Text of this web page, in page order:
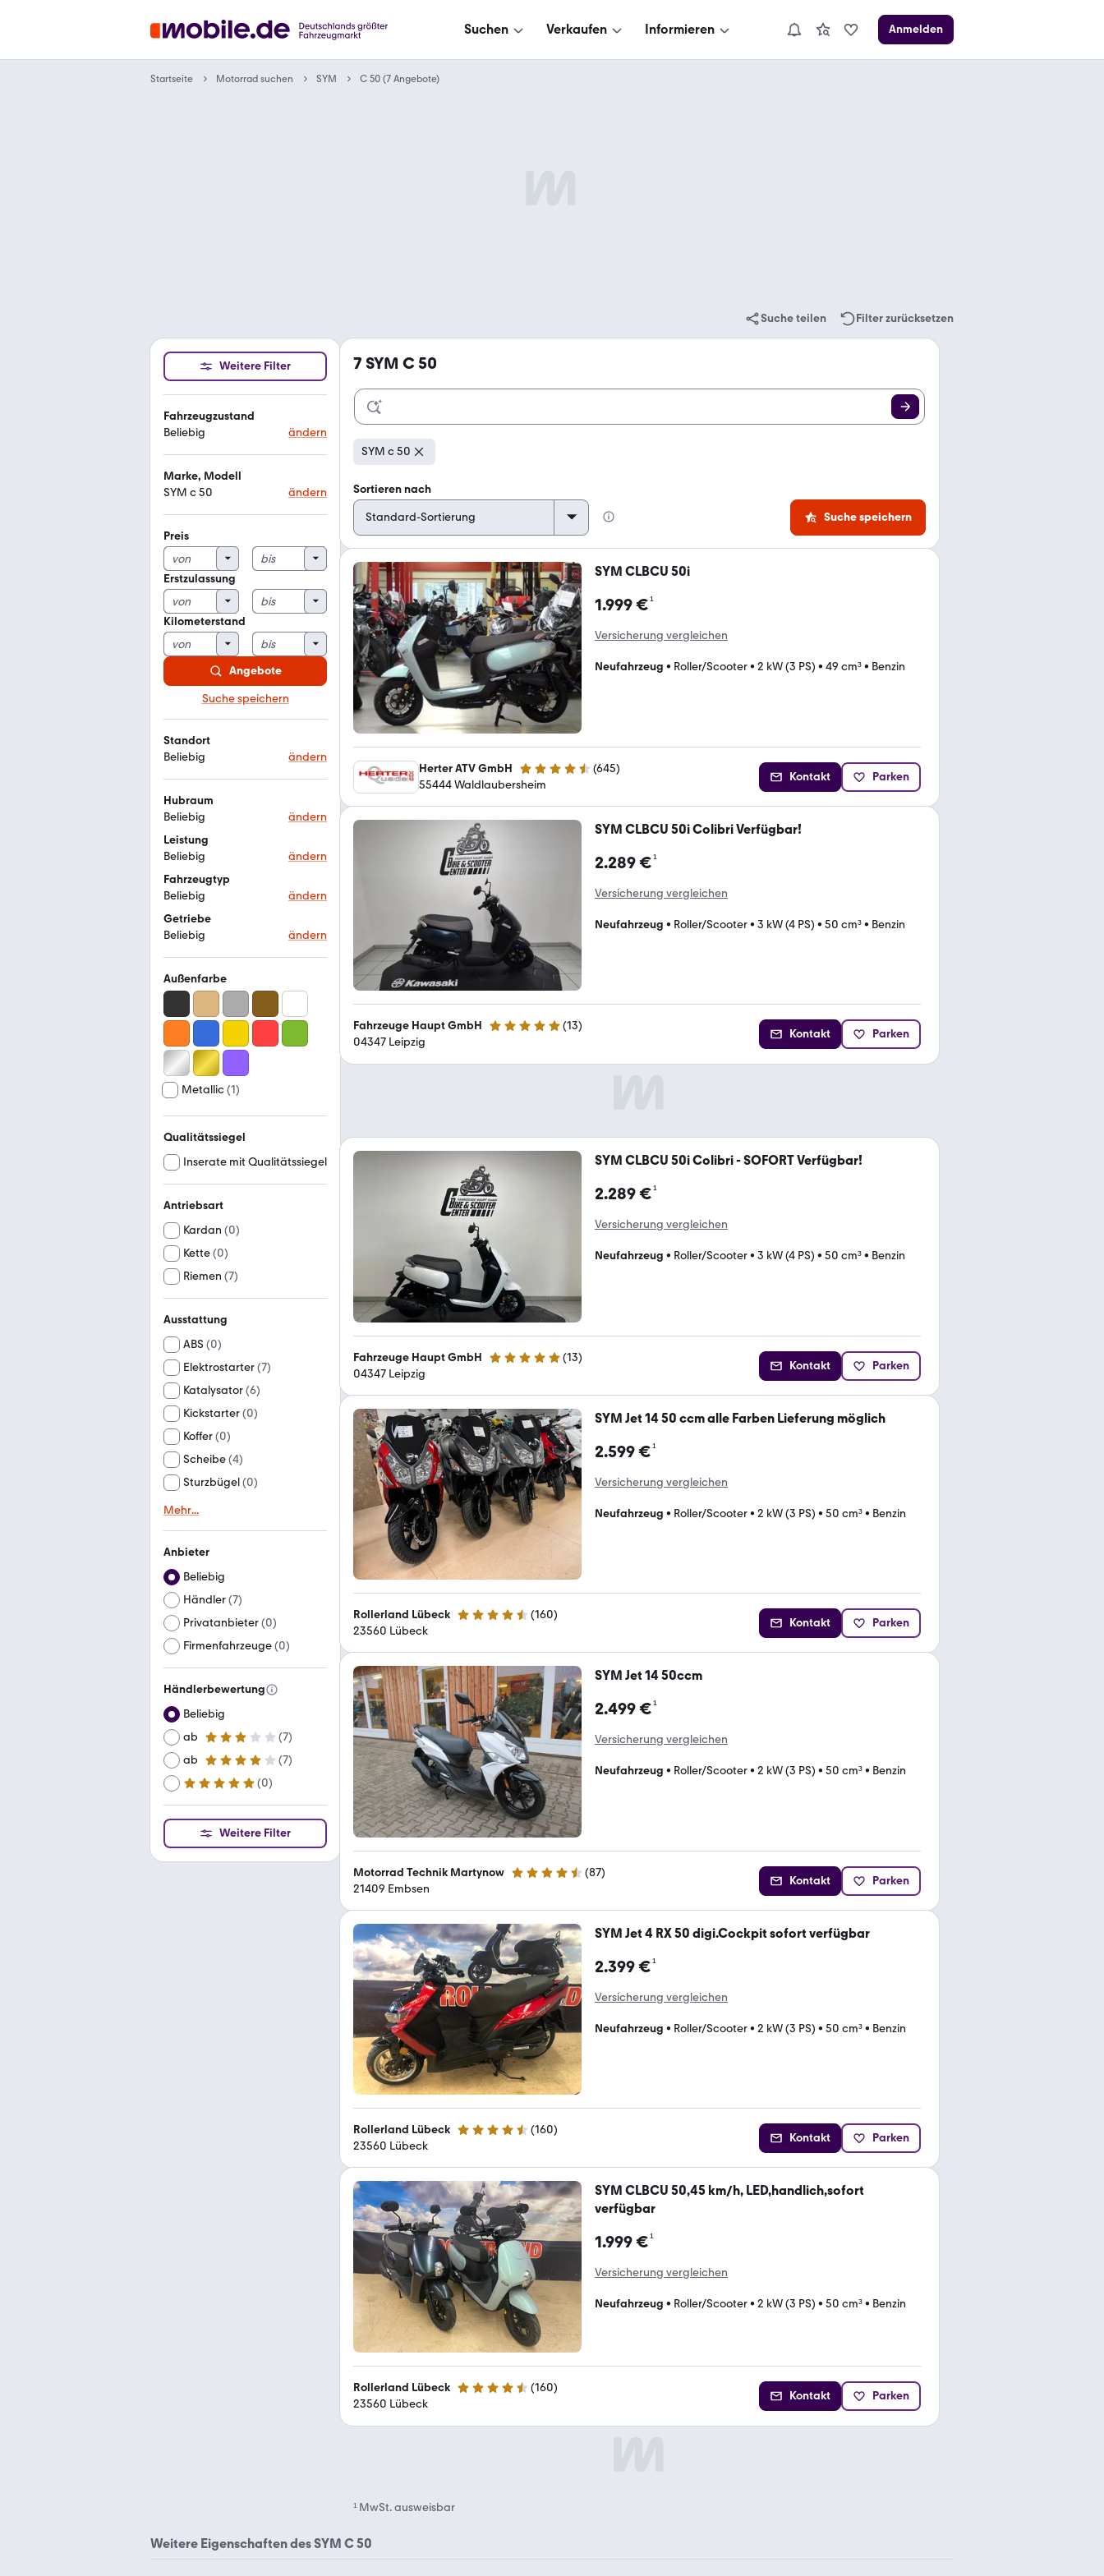
Suchen Verkaufen Informieren Anmelden
Startseite Motorrad suchen SYM C 50 (7 Angebote)
Suche teilen Filter zurücksetzen
Weitere Filter
Fahrzeugzustand
Beliebig
ändern
Marke, Modell
SYM c 50
ändern
Preis
Erstzulassung
Kilometerstand
Angebote
Suche speichern
Standort
Beliebig
ändern
Hubraum
Beliebig
ändern
Leistung
Beliebig
ändern
Fahrzeugtyp
Beliebig
ändern
Getriebe
Beliebig
ändern
Außenfarbe
Metallic(1)
Qualitätssiegel
Inserate mit Qualitätssiegel
Antriebsart
Kardan (0)
Kette(0)
Riemen (7)
Ausstattung
ABS (0)
Elektrostarter(7)
Katalysator(6)
Kickstarter(0)
Koffer(0)
Scheibe(4)
Sturzbügel(0)
Mehr...
Anbieter
Beliebig
Händler(7)
Privatanbieter(0)
Firmenfahrzeuge(0)
Händlerbewertung
Beliebig
ab
3 Sterne (7)
ab
4 Sterne (7)
ab
5 Sterne (0)
Weitere Filter
7 SYM C 50
SYM c 50
Sortieren nach
Suche speichern
SYM CLBCU 50i
1.999 €¹
Versicherung vergleichen
Neufahrzeug • Roller/Scooter• 2 kW (3 PS) • 49 cm³• Benzin
Herter ATV GmbH 4.7 Sterne (645)
55444 Waldlaubersheim
Kontakt Parken
SYM CLBCU 50i Colibri Verfügbar!
2.289 €¹
Versicherung vergleichen
Neufahrzeug • Roller/Scooter• 3 kW (4 PS) • 50 cm³• Benzin
Fahrzeuge Haupt GmbH 4.9 Sterne (13)
04347 Leipzig
Kontakt Parken
SYM CLBCU 50i Colibri - SOFORT Verfügbar!
2.289 €¹
Versicherung vergleichen
Neufahrzeug • Roller/Scooter• 3 kW (4 PS) • 50 cm³• Benzin
Fahrzeuge Haupt GmbH 4.9 Sterne (13)
04347 Leipzig
Kontakt Parken
SYM Jet 14 50 ccm alle Farben Lieferung möglich
2.599 €¹
Versicherung vergleichen
Neufahrzeug • Roller/Scooter• 2 kW (3 PS) • 50 cm³• Benzin
Rollerland Lübeck 4.5 Sterne (160)
23560 Lübeck
Kontakt Parken
SYM Jet 14 50ccm
2.499 €¹
Versicherung vergleichen
Neufahrzeug • Roller/Scooter• 2 kW (3 PS) • 50 cm³• Benzin
Motorrad Technik Martynow 4.6 Sterne (87)
21409 Embsen
Kontakt Parken
SYM Jet 4 RX 50 digi.Cockpit sofort verfügbar
2.399 €¹
Versicherung vergleichen
Neufahrzeug • Roller/Scooter• 2 kW (3 PS) • 50 cm³• Benzin
Rollerland Lübeck 4.5 Sterne (160)
23560 Lübeck
Kontakt Parken
SYM CLBCU 50,45 km/h, LED,handlich,sofort
verfügbar
1.999 €¹
Versicherung vergleichen
Neufahrzeug • Roller/Scooter• 2 kW (3 PS) • 50 cm³• Benzin
Rollerland Lübeck 4.5 Sterne (160)
23560 Lübeck
Kontakt Parken
¹MwSt. ausweisbar
Weitere Eigenschaften desSYM C 50